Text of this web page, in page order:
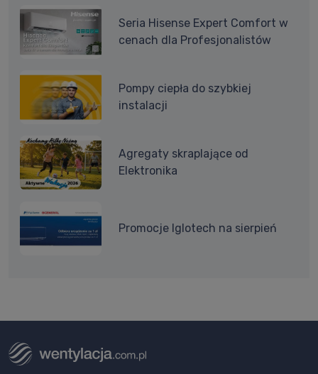
Seria Hisense Expert Comfort w
cenach dla Profesjonalistów
Pompy ciepła do szybkiej
instalacji
Agregaty skraplające od
Elektronika
Promocje Iglotech na sierpień